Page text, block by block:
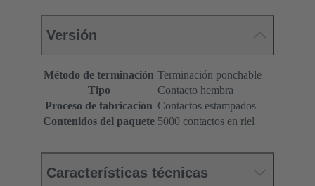
Versión
Método de terminación Terminación ponchable
Tipo
Contacto hembra
Proceso de fabricación Contactos estampados
Contenidos del paquete 5000 contactos en riel
Características técnicas